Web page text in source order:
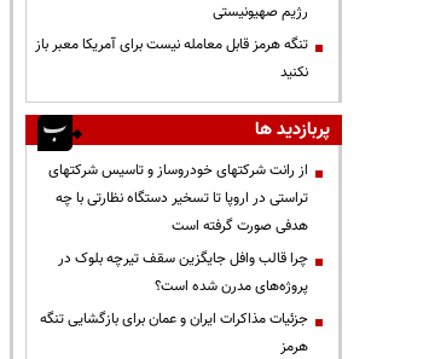
رژیم صهیونیستی
تنگه هرمز قابل معامله نیست برای آمریکا معبر باز
نکنید
پربازدید ها
از رانت‌ شرکتهای خودروساز و تاسیس شرکتهای
تراستی در اروپا تا تسخیر دستگاه نظارتی با چه
هدفی صورت گرفته است
چرا قالب وافل جایگزین سقف تیرچه بلوک در
پروژه‌های مدرن شده است؟
جزئیات مذاکرات ایران و عمان برای بازگشایی تنگه
هرمز